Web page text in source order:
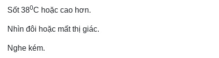
Sốt 380C hoặc cao hơn.
Nhìn đôi hoặc mất thị giác.
Nghe kém.